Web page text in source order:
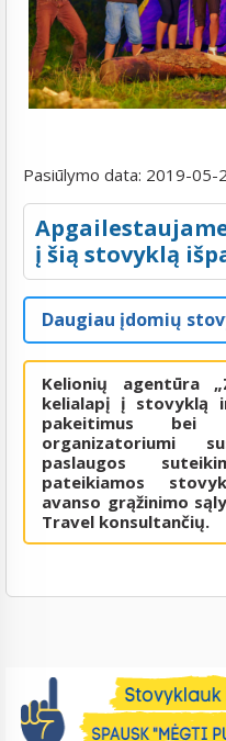
Pasiūlymo data: 2019-05-
į šią stovyklą
Daugiau įdomių
Kelionių agentūra
kelialapį į stovyklą
pakeitimus
organizatoriumi
paslaugos
pateikiamos
avanso grąžinimo
Travel konsultančių.